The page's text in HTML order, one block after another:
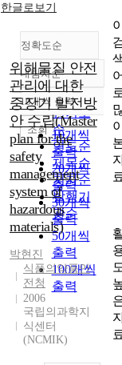
한글로보기
정확도순
정확도
순
인기도
순
연도순
제목순
저자순
발행기
관순
내림차순
내림차순
10개씩 출력
10개씩
출력
20개씩
출력
30개씩
출력
50개씩
출력
100개씩
출력
조회
위해물질 안전
관리에 대한
중장기 발전방
안 수립(Master
plan for the
safety
management
system of
hazardous
materials)
박현진
식품의약품안
전청
2006
국립의과학지
식센터
(NCMIK)